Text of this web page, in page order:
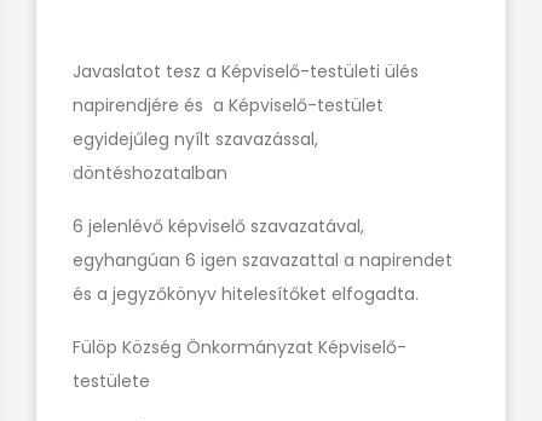
Javaslatot tesz a Képviselő-testületi ülés
napirendjére és a Képviselő-testület
egyidejűleg nyílt szavazással,
döntéshozatalban
6 jelenlévő képviselő szavazatával,
egyhangúan 6 igen szavazattal a napirendet
és a jegyzőkönyv hitelesítőket elfogadta.
Fülöp Község Önkormányzat Képviselő-
testülete